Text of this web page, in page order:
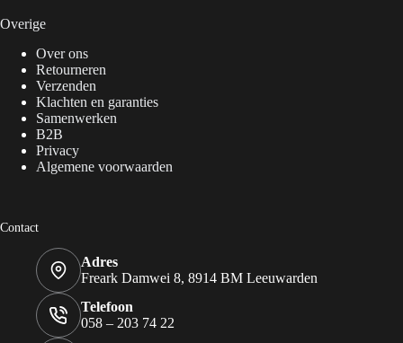
Overige
Over ons
Retourneren
Verzenden
Klachten en garanties
Samenwerken
B2B
Privacy
Algemene voorwaarden
Contact
Adres
Freark Damwei 8, 8914 BM Leeuwarden
Telefoon
058 – 203 74 22